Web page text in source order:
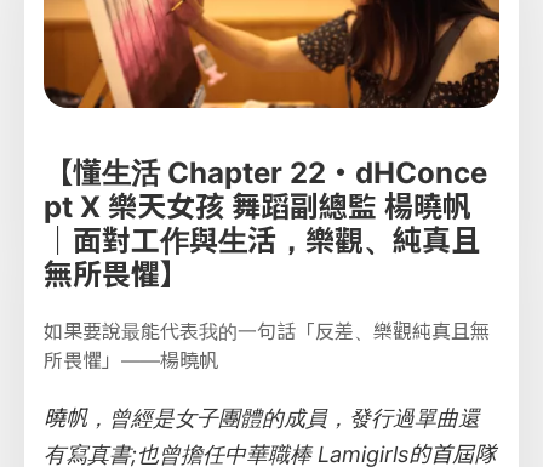
【懂生活 Chapter 22・dHConce
pt X 樂天女孩 舞蹈副總監 楊曉帆
｜面對工作與生活，樂觀、純真且
無所畏懼】
如果要說最能代表我的一句話「反差、樂觀純真且無
所畏懼」——楊曉帆
曉帆，曾經是女子團體的成員，發行過單曲還
有寫真書;也曾擔任中華職棒 Lamigirls的首屆隊